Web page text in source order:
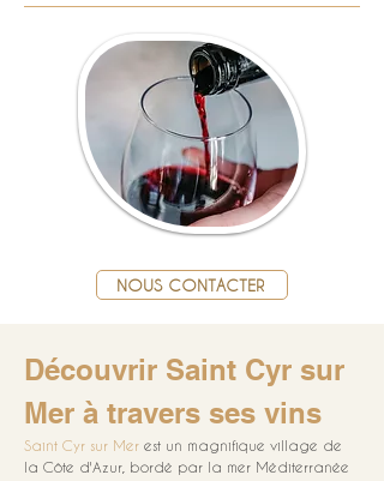
NOUS CONTACTER
Découvrir Saint Cyr sur
Mer à travers ses vins
Saint Cyr sur Mer est un magnifique village de
la Côte d'Azur, bordé par la mer Méditerranée